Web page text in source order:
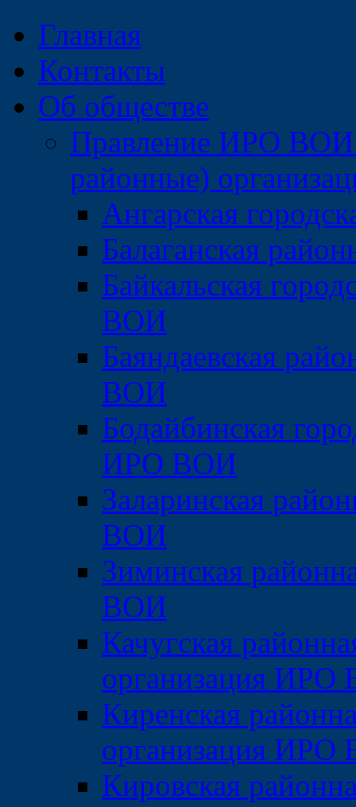
Главная
Контакты
Об обществе
Правление ИРО ВОИ
районные)
Ангарская
Балаганская
Байкальская
ВОИ
Баяндаевская
ВОИ
Бодайбинская
ИРО ВОИ
Заларинская
ВОИ
Зиминская
ВОИ
Качугская
организация
Киренская
организация
Кировская